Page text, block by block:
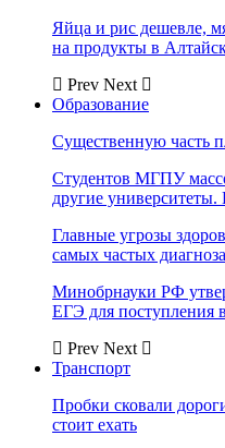
Яйца и рис дешевле,
на продукты в
Prev Next
Образование
Существенную часть
Студентов МГПУ
другие
Главные угрозы
самых частых
Минобрнауки РФ
ЕГЭ для поступления
Prev Next
Транспорт
Пробки сковали
стоит ехать